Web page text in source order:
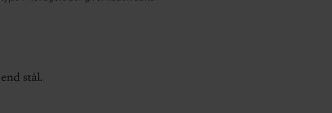
stål.